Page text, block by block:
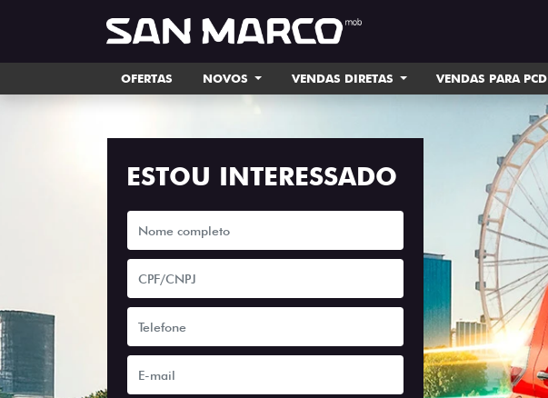
OFERTAS NOVOS VENDAS DIRETAS VENDAS PARA PCD
ESTOU INTERESSADO